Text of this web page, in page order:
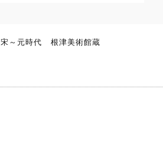
～元時代 根津美術館蔵